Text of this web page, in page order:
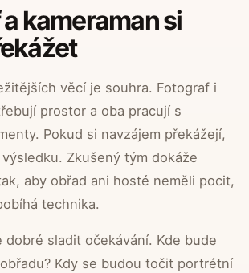
kameraman si
věcí je souhra. Fotograf i
prostor a oba pracují s
Pokud si navzájem překážejí,
Zkušený tým dokáže
aby obřad ani hosté neměli pocit,
technika.
dobré sladit očekávání. Kde bude
Kdy se budou točit portrétní